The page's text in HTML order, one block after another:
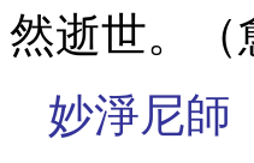
然逝世。（
妙淨尼師